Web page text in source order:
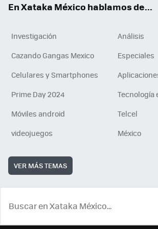
En Xataka México hablamos de...
Investigación
Análisis
Cazando Gangas Mexico
Especiales
Celulares y Smartphones
Prime Day 2024
Tecnología
Móviles android
Telcel
videojuegos
México
VER MÁS TEMAS